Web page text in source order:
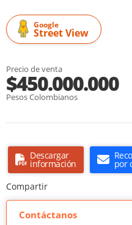
Google
Street View
Precio de venta
$450.000.000
Pesos Colombianos
Descargar
información
por
Compartir
Contáctanos